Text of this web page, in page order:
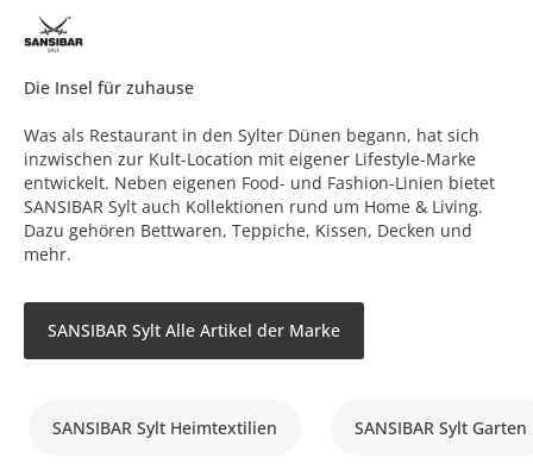
Die Insel für zuhause
Was als Restaurant in den Sylter Dünen begann, hat sich
inzwischen zur Kult-Location mit eigener Lifestyle-Marke
entwickelt. Neben eigenen Food- und Fashion-Linien bietet
SANSIBAR Sylt auch Kollektionen rund um Home & Living.
Dazu gehören Bettwaren, Teppiche, Kissen, Decken und
mehr.
SANSIBAR Sylt Alle Artikel der Marke
SANSIBAR Sylt Heimtextilien SANSIBAR Sylt Garten